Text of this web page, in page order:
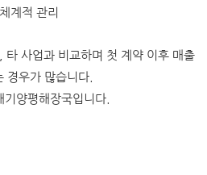
계적 관리
타 사업과 비교하며 첫 계약 이후 매출
경우가 많습니다.
양평해장국입니다.